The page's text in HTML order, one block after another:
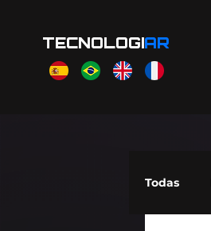
TECNOLOGIAR
Todas